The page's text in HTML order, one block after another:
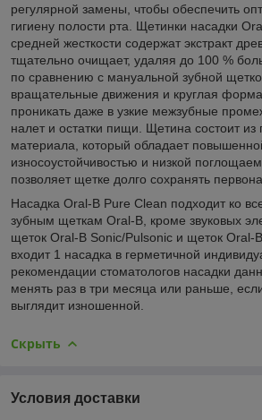
регулярной замены, чтобы обеспечить
гигиену полости рта. Щетинки насадки
средней жесткости содержат экстракт
тщательно очищает, удаляя до 100 %
по сравнению с мануальной зубной
вращательные движения и круглая
проникать даже в узкие межзубные
налет и остатки пищи. Щетина состоит
материала, который обладает
износоустойчивостью и низкой
позволяет щетке долго сохранять
Насадка Oral-B Pure Clean подходит ко
зубным щеткам Oral-B, кроме звуковых
щеток Oral-B Sonic/Pulsonic и щеток Oral-
входит 1 насадка в герметичной
рекомендации стоматологов насадки
менять раз в три месяца или раньше,
выглядит изношенной.
Скрыть
Условия доставки